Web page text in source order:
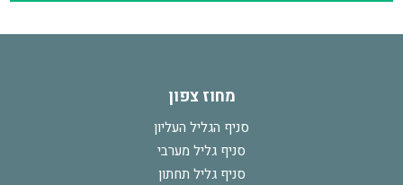
מחוז צפון
סניף הגליל העליון
סניף גליל מערבי
סניף גליל תחתון